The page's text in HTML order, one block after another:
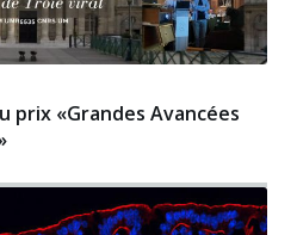
prix «Grandes Avancées